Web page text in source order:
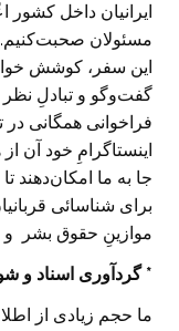
ایرانیان داخل
مسئولان صحبت‌کنیم.
این سفر، کوشش‌
گفت‌وگو و تبادلِ نظر
فراخوانی همگانی در
اینستاگرامِ خود آن
جا به ما امکان‌دهند
برای شناسائی
موازینِ حقوق بشر و
* گردآوری اسناد و
ما حجم زیادی از